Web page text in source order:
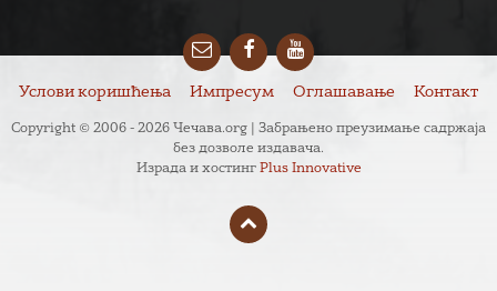
EmailFacebookYouTube
Услови коришћења Импресум Оглашавање Контакт
Copyright © 2006 - 2026 Чечава.org | Забрањено преузимање садржаја
без дозволе издавача.
Израда и хостинг Plus Innovative